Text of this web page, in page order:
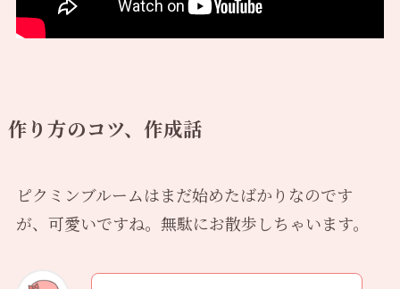
作り方のコツ、作成話
ピクミンブルームはまだ始めたばかりなのです
が、可愛いですね。無駄にお散歩しちゃいます。